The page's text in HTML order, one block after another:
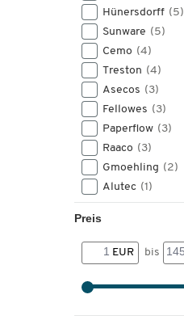
Hünersdorff (5)
Sunware (5)
Cemo (4)
Treston (4)
Asecos (3)
Fellowes (3)
Paperflow (3)
Raaco (3)
Gmoehling (2)
Alutec (1)
Graf(1)
Preis
EUR bis